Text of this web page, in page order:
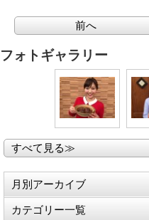
前へ
フォトギャラリー
すべて見る≫
月別アーカイブ
カテゴリー一覧